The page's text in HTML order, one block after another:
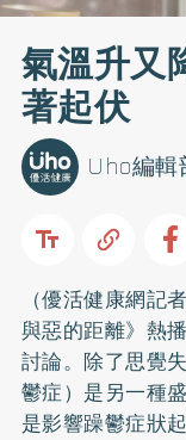
氣溫升
著起伏
Uho編輯
（優活健康網記
與惡的距離》熱
討論。除了思覺
鬱症）是另一種
是影響躁鬱症狀